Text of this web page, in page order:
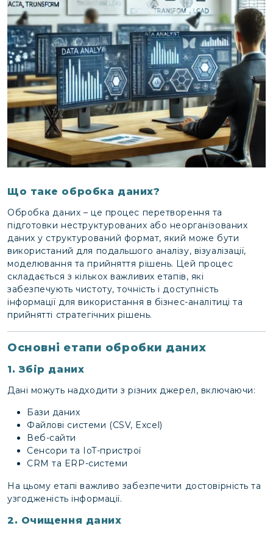
Що таке обробка даних?
Обробка даних – це процес перетворення та
підготовки неструктурованих або неорганізованих
даних у структурований формат, який може бути
використаний для подальшого аналізу, візуалізації,
моделювання та прийняття рішень. Цей процес
складається з кількох важливих етапів, які
забезпечують чистоту, точність і доступність
інформації для використання в бізнес-аналітиці та
прийнятті стратегічних рішень.
Основні етапи обробки даних
1. Збір даних
Дані можуть надходити з різних джерел, включаючи:
Бази даних
Файлові системи (CSV, Excel)
Веб-сайти
Сенсори та IoT-пристрої
CRM та ERP-системи
На цьому етапі важливо забезпечити достовірність та
узгодженість інформації.
2. Очищення даних